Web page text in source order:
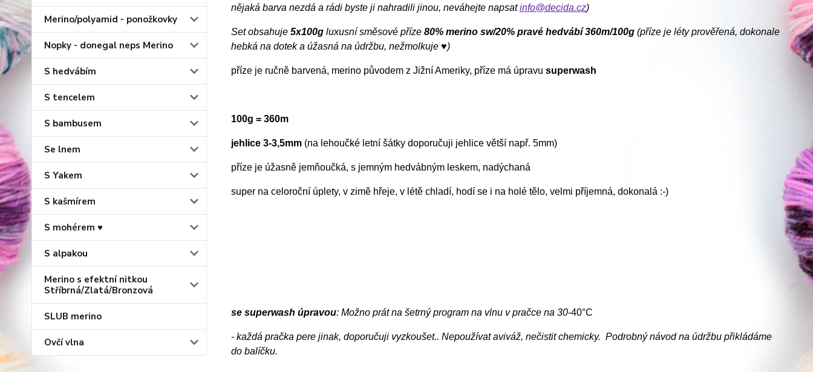
Merino/polyamid - ponožkovky
Nopky - donegal neps Merino
S hedvábím
S tencelem
S bambusem
Se lnem
S Yakem
S kašmírem
S mohérem ♥
S alpakou
Merino s efektní nitkou
Stříbrná/Zlatá/Bronzová
SLUB merino
Ovčí vlna
nějaká barva nezdá a rádi byste ji nahradili jinou, neváhejte napsatinfo@decida.cz)
Set obsahuje 5x100g luxusní směsové příze 80% merino sw/20% pravé hedvábí 360m/100g (příze je léty prověřená, dokonale
hebká na dotek a úžasná na údržbu, nežmolkuje ♥)
příze je ručně barvená, merino původem z Jižní Ameriky, příze má úpravu superwash
100g = 360m
jehlice 3-3,5mm (na lehoučké letní šátky doporučuji jehlice větší např. 5mm)
příze je úžasně jemňoučká, s jemným hedvábným leskem, nadýchaná
super na celoroční úplety, v zimě hřeje, v létě chladí, hodí se i na holé tělo, velmi příjemná, dokonalá :-)
se superwash úpravou: Možno prát na šetrný program na vlnu v pračce na 30-40°C
- každá pračka pere jinak, doporučuji vyzkoušet.. Nepoužívat aviváž, nečistit chemicky. Podrobný návod na údržbu přikládáme
do balíčku.